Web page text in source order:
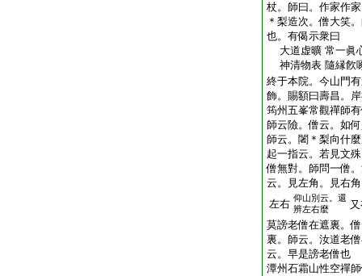
杖。師曰。作家作
＊梨造次。僧大笑
也。有偈示衆曰
大道虚曠 常一眞
神清物表 隨縁飮
終于本院。今山門
飾。賜額曰壽昌。
筠州五峯常觀禪師
師云險。僧云。如
師云。闍＊梨向什
起一指云。若見文
僧無對。師問一僧
云。見左角。見右
左右 仰山別云。還
辨左右麼
莫謗老僧在遮裏。
裏。師云。汝道老
云。早是謗老僧也
潭州石霜山性空禪